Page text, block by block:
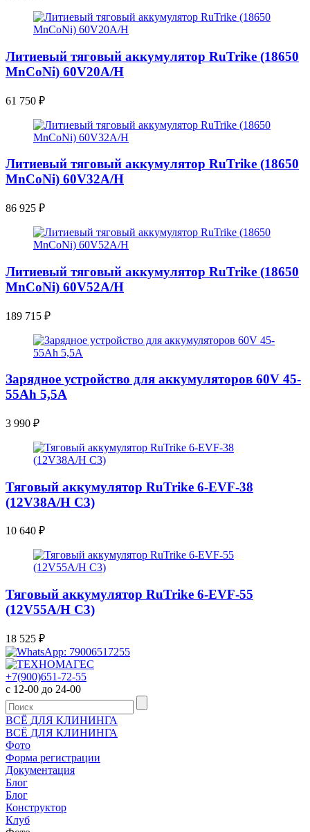
Литиевый тяговый аккумулятор RuTrike (18650
MnCoNi) 60V20A/H
61 750 ₽
Литиевый тяговый аккумулятор RuTrike (18650
MnCoNi) 60V32A/H
86 925 ₽
Литиевый тяговый аккумулятор RuTrike (18650
MnCoNi) 60V52A/H
189 715 ₽
Зарядное устройство для аккумуляторов 60V 45-
55Ah 5,5A
3 990 ₽
Тяговый аккумулятор RuTrike 6-EVF-38
(12V38A/H C3)
10 640 ₽
Тяговый аккумулятор RuTrike 6-EVF-55
(12V55A/H C3)
18 525 ₽
+7(900)651-72-55
с 12-00 до 24-00
ВСЁ ДЛЯ КЛИНИНГА
ВСЁ ДЛЯ КЛИНИНГА
Фото
Форма регистрации
Документация
Блог
Блог
Конструктор
Клуб